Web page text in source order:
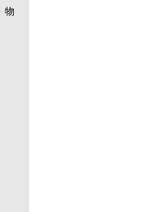
物